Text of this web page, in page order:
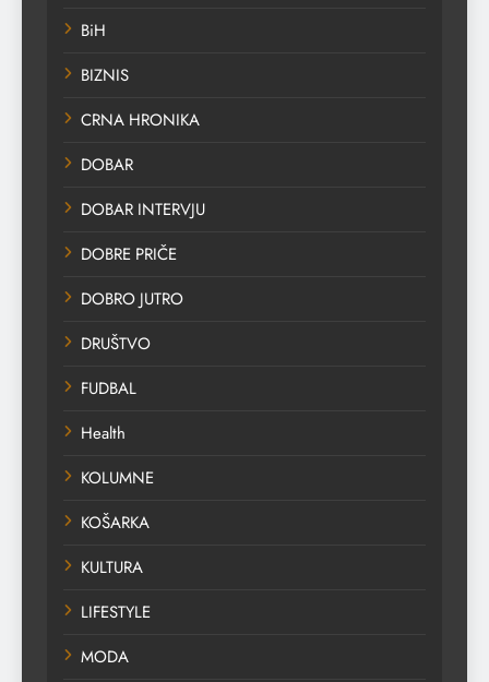
BiH
BIZNIS
CRNA HRONIKA
DOBAR
DOBAR INTERVJU
DOBRE PRIČE
DOBRO JUTRO
DRUŠTVO
FUDBAL
Health
KOLUMNE
KOŠARKA
KULTURA
LIFESTYLE
MODA